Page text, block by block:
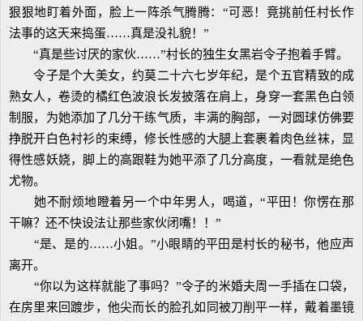
狠狠地盯着外面，脸上一阵杀气腾腾：“可恶！竟挑前任村长作
法事的这天来捣蛋……真是没礼貌！”
“真是些讨厌的家伙……”村长的独生女黑岩令子抱着手臂。
令子是个大美女，约莫二十六七岁年纪，是个五官精致的成
熟女人，卷烫的橘红色波浪长发披落在肩上，身穿一套黑色白领
制服，为她添加了几分干练气质，丰满的胸部，一对圆球仿佛要
挣脱开白色衬衫的束缚，修长性感的大腿上套裹着肉色丝袜，显
得性感妖娆，脚上的高跟鞋为她平添了几分高度，一看就是绝色
尤物。
她不耐烦地瞪着另一个中年男人，喝道，“平田！你愣在那
干嘛？还不快设法让那些家伙闭嘴！！”
“是、是的……小姐。”小眼睛的平田是村长的秘书，他应声
离开。
“你以为这样就能了事吗？”令子的米婚夫周一手插在口袋，
在房里来回踱步，他尖而长的脸孔如同被刀削平一样，戴着墨镜